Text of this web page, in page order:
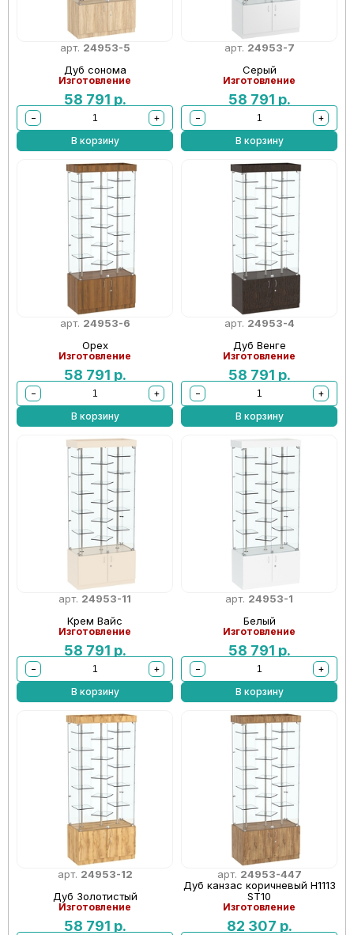
арт. 24953-5
Дуб сонома
Изготовление
58 791 р.
−
+
В корзину
арт. 24953-7
Серый
Изготовление
58 791 р.
−
+
В корзину
арт. 24953-6
Орех
Изготовление
58 791 р.
−
+
В корзину
арт. 24953-4
Дуб Венге
Изготовление
58 791 р.
−
+
В корзину
арт. 24953-11
Крем Вайс
Изготовление
58 791 р.
−
+
В корзину
арт. 24953-1
Белый
Изготовление
58 791 р.
−
+
В корзину
арт. 24953-12
Дуб Золотистый
Изготовление
58 791 р.
арт. 24953-447
Дуб канзас коричневый Н1113
ST10
Изготовление
82 307 р.